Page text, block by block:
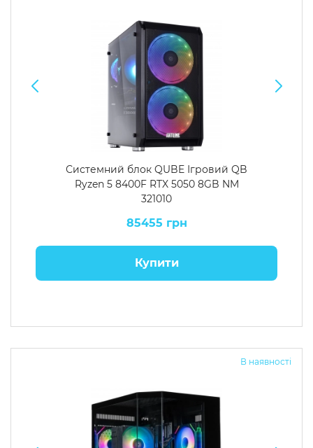
Системний блок QUBE Ігровий QB
Ryzen 5 8400F RTX 5050 8GB NM
321010
85455 грн
Купити
В наявності